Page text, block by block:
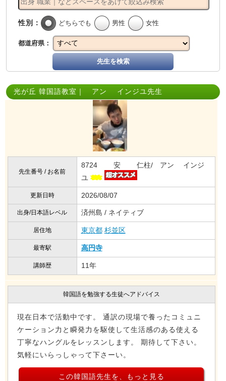
性別： どちらでも 男性 女性
都道府県：
先生を検索
光が丘 韓国語教室｜ アン インジユ先生
先生番号 / お名前
8724 安 仁柱/ アン インジ
ユ
更新日時 2026/08/07
出身/日本語レベル 済州島 / ネイティブ
居住地 東京都 杉並区
最寄駅 高円寺
講師歴 11年
韓国語を勉強する生徒へアドバイス
現在日本で活動中です。 通訳の現場で養ったコミュニ
ケーション力と瞬発力を駆使して生活感のある使える
丁寧なハングルをレッスンします。 期待して下さい。
気軽にいらっしゃって下さーい。
この韓国語先生を、もっと見る